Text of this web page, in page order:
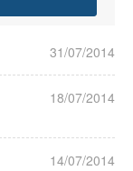
31/07/2014
18/07/2014
14/07/2014